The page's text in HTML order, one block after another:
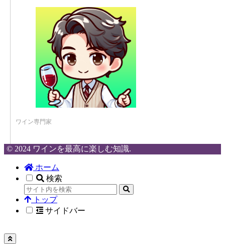
ワイン専門家
© 2024 ワインを最高に楽しむ知識.
ホーム
検索
トップ
サイドバー